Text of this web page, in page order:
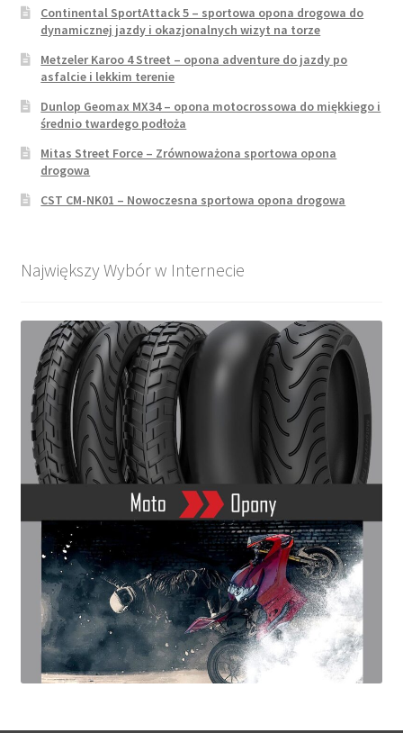
Continental SportAttack 5 – sportowa opona drogowa do
dynamicznej jazdy i okazjonalnych wizyt na torze
Metzeler Karoo 4 Street – opona adventure do jazdy po
asfalcie i lekkim terenie
Dunlop Geomax MX34 – opona motocrossowa do miękkiego i
średnio twardego podłoża
Mitas Street Force – Zrównoważona sportowa opona
drogowa
CST CM-NK01 – Nowoczesna sportowa opona drogowa
Największy Wybór w Internecie